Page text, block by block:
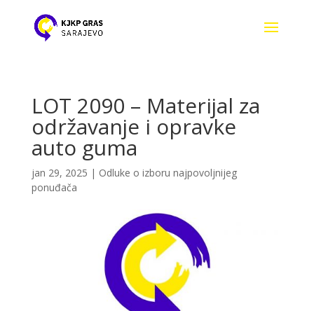
LOT 2090 – Materijal za
održavanje i opravke
auto guma
jan 29, 2025 | Odluke o izboru najpovoljnijeg
ponuđača